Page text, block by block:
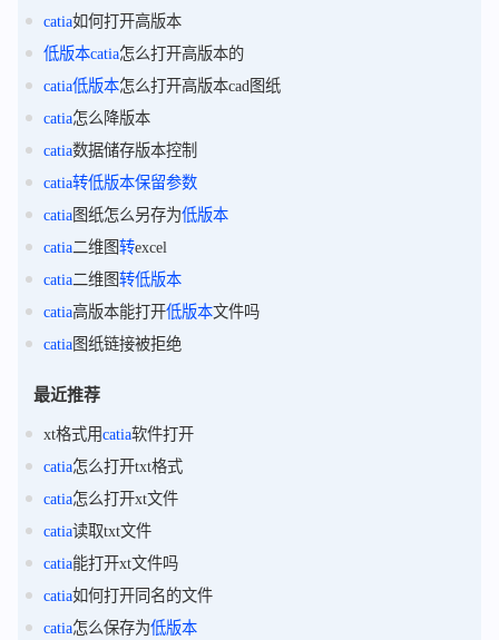
catia如何打开高版本
低版本catia怎么打开高版本的
catia低版本怎么打开高版本cad图纸
catia怎么降版本
catia数据储存版本控制
catia转低版本保留参数
catia图纸怎么另存为低版本
catia二维图转excel
catia二维图转低版本
catia高版本能打开低版本文件吗
catia图纸链接被拒绝
最近推荐
xt格式用catia软件打开
catia怎么打开txt格式
catia怎么打开xt文件
catia读取txt文件
catia能打开xt文件吗
catia如何打开同名的文件
catia怎么保存为低版本